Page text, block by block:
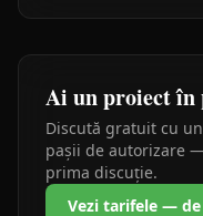
Ai un proiect în
Discută gratuit cu
pașii de autorizare
prima discuție.
Vezi tarifele —